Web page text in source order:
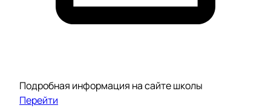
Подробная информация на сайте школы
Перейти